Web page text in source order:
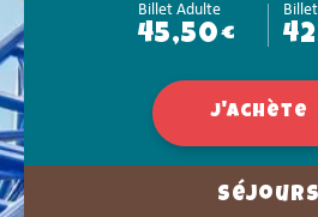
Billet Adulte
45,50€
J'achète
Séjours